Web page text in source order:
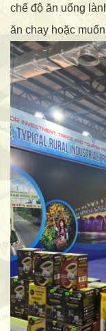
chế độ ăn uống
ăn chay hoặc